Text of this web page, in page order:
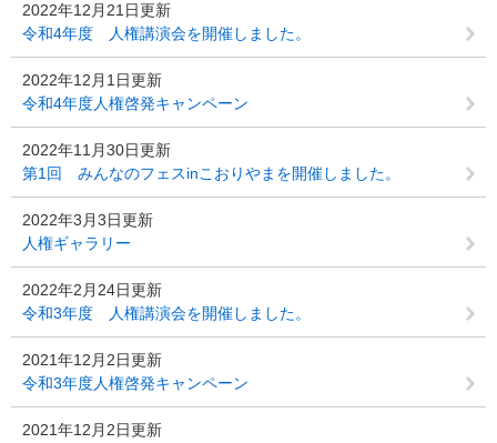
2022年12月21日更新
令和4年度 人権講演会を開催しました。
2022年12月1日更新
令和4年度人権啓発キャンペーン
2022年11月30日更新
第1回 みんなのフェスinこおりやまを開催しました。
2022年3月3日更新
人権ギャラリー
2022年2月24日更新
令和3年度 人権講演会を開催しました。
2021年12月2日更新
令和3年度人権啓発キャンペーン
2021年12月2日更新